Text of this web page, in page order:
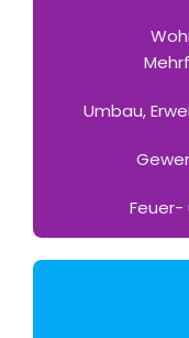
Umbau,
Feuer-